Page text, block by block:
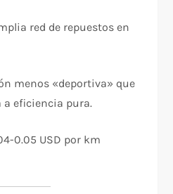
red de repuestos en
menos «deportiva» que
a eficiencia pura.
0.05 USD por km